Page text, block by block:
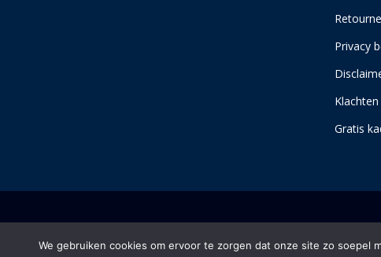
Privacy
Klachten
Gratis
We gebruiken cookies om ervoor te zorgen dat onze site zo soepel